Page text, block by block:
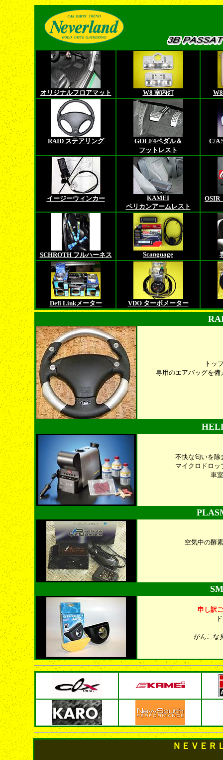
オリジナルフロアマット W8 室内灯
RAID ステアリング
GOLF4ペダル＆
フットレスト
C/A
イージーウィンカー
KAMEI
ペリカンアームレスト
OSIR
SCHROTH フルハーネス Scanguage
Defi Linkメーター VDO ターボメーター
トッ
専用のエアバッグを
不快な匂いを除
マイクロドロッ
車
空気中の酵
申し訳
がんこな
ＮＥＶＥＲ